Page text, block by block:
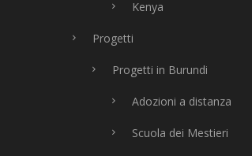
Kenya
Progetti
Progetti in Burundi
Adozioni a distanza
Scuola dei Mestieri